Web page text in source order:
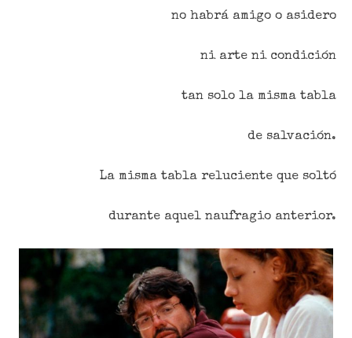
no habrá amigo o asidero
ni arte ni condición
tan solo la misma tabla
de salvación.
La misma tabla reluciente que soltó
durante aquel naufragio anterior.